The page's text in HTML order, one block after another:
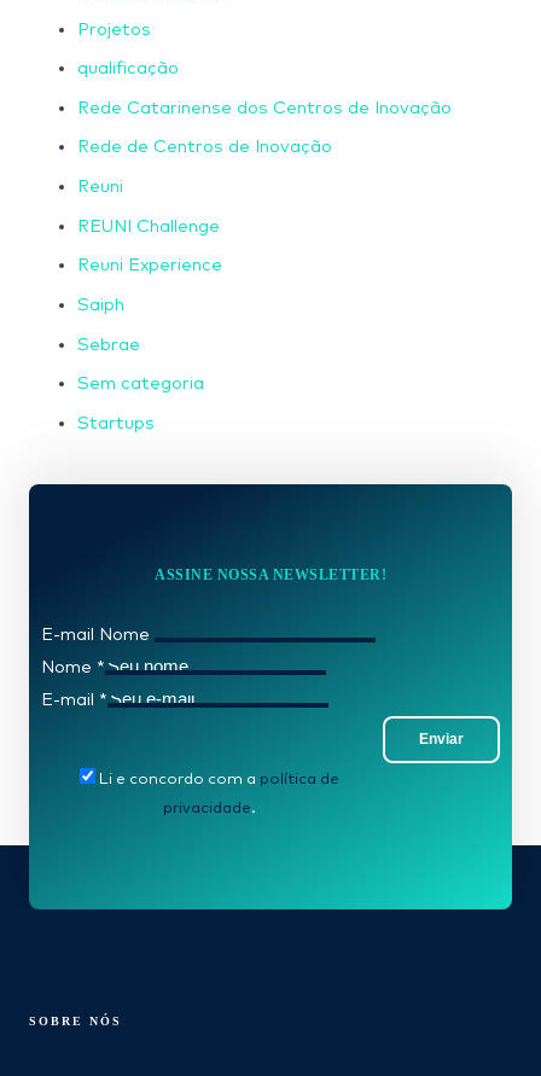
Projetos
qualificação
Rede Catarinense dos Centros de Inovação
Rede de Centros de Inovação
Reuni
REUNI Challenge
Reuni Experience
Saiph
Sebrae
Sem categoria
Startups
ASSINE NOSSA NEWSLETTER!
E-mail Nome
Nome *
E-mail *
Enviar
Li e concordo com a política de
privacidade.
SOBRE NÓS